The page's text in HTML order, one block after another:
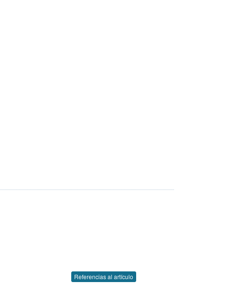
Referencias al artículo